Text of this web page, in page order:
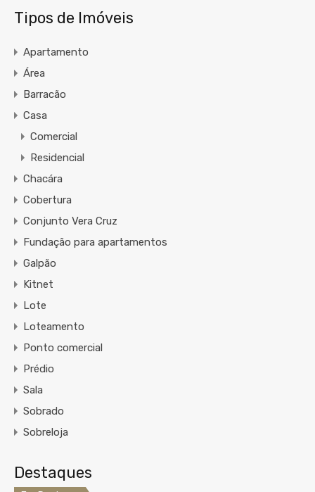
Tipos de Imóveis
Apartamento
Área
Barracão
Casa
Comercial
Residencial
Chacára
Cobertura
Conjunto Vera Cruz
Fundação para apartamentos
Galpão
Kitnet
Lote
Loteamento
Ponto comercial
Prédio
Sala
Sobrado
Sobreloja
Destaques